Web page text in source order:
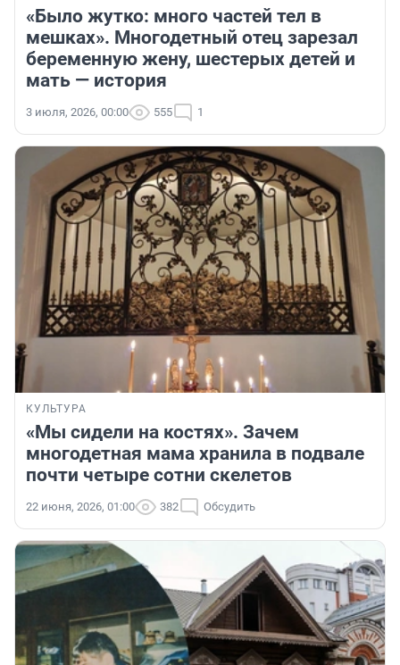
«Было жутко: много частей тел в
мешках». Многодетный отец зарезал
беременную жену, шестерых детей и
мать — история
3 июля, 2026, 00:00 555 1
КУЛЬТУРА
«Мы сидели на костях». Зачем
многодетная мама хранила в подвале
почти четыре сотни скелетов
22 июня, 2026, 01:00 382 Обсудить